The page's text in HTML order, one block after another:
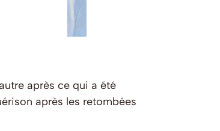
après ce qui a été
après les retombées